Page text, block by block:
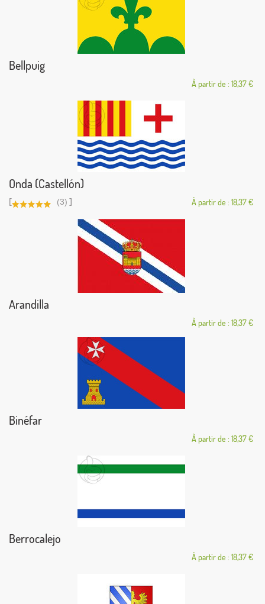
Bellpuig
À partir de : 18,37 €
Onda (Castellón)
[ (3) ] À partir de : 18,37 €
Arandilla
À partir de : 18,37 €
Binéfar
À partir de : 18,37 €
Berrocalejo
À partir de : 18,37 €